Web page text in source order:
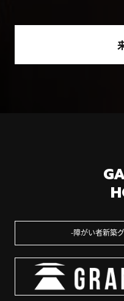
障がい者新築